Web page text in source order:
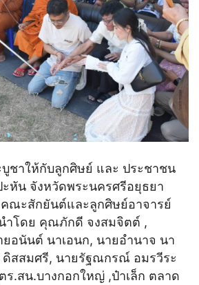
บูชาให้กับลูกศิษย์ และ ประชาชน
หัน จังหวัดพระนครศรีอยุธยา
ณะสักยันต์และลูกศิษย์อาจารย์
นำโดย คุณภักดี จงสมจิตต์ ,
อนันต์ นาเอนก, นายอำนาจ นา
ดิสสมศรี, นายรัฐณกรณ์ อมรวีระ
.สน.บางกอกใหญ่ ,ป๋าเล็ก ตลาด